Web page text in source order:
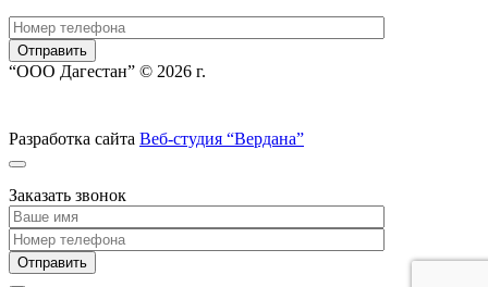
“ООО Дагестан” © 2026 г.
Разработка сайта Веб-студия “Вердана”
Заказать звонок